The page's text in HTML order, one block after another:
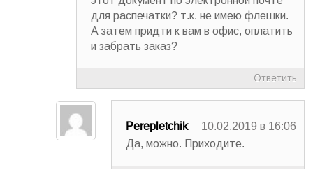
для распечатки? т.к. не имею флешки.
А затем придти к вам в офис, оплатить
и забрать заказ?
Ответить
Perepletchik
10.02.2019 в 16:06
Да, можно. Приходите.